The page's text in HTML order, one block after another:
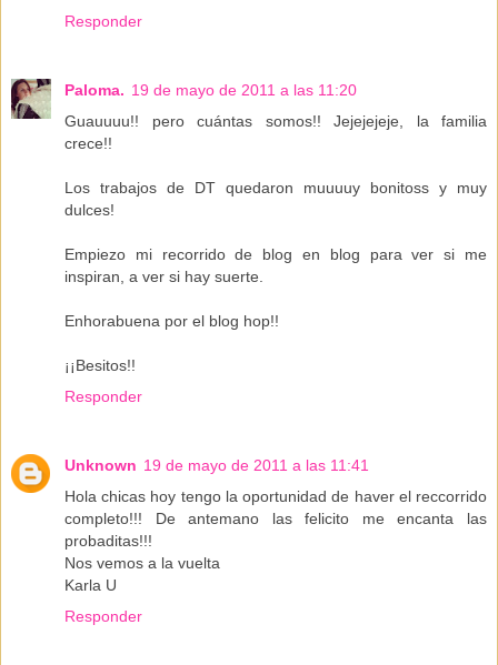
Responder
Paloma. 19 de mayo de 2011 a las 11:20
Guauuuu!! pero cuántas somos!! Jejejejeje, la familia
crece!!
Los trabajos de DT quedaron muuuuy bonitoss y muy
dulces!
Empiezo mi recorrido de blog en blog para ver si me
inspiran, a ver si hay suerte.
Enhorabuena por el blog hop!!
¡¡Besitos!!
Responder
Unknown 19 de mayo de 2011 a las 11:41
Hola chicas hoy tengo la oportunidad de haver el reccorrido
completo!!! De antemano las felicito me encanta las
probaditas!!!
Nos vemos a la vuelta
Karla U
Responder